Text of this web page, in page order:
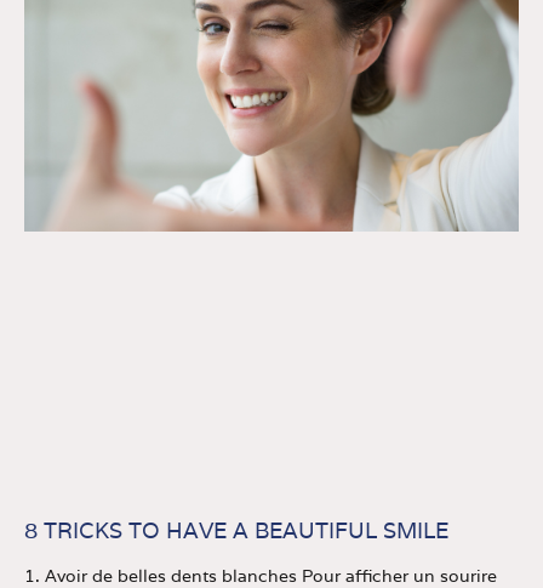
8 TRICKS TO HAVE A BEAUTIFUL SMILE
1. Avoir de belles dents blanches Pour afficher un sourire